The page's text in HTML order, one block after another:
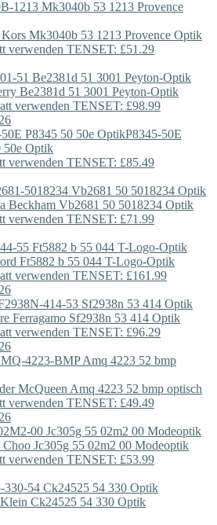
Mk3040b 53 1213 Provence Optik
verwenden TENSET: £51.29
Be2381d 51 3001 Peyton-Optik
verwenden TENSET: £98.99
P8345-50E
50e Optik
verwenden TENSET: £85.49
Beckham Vb2681 50 5018234 Optik
verwenden TENSET: £71.99
Ft5882 b 55 044 T-Logo-Optik
verwenden TENSET: £161.99
Ferragamo Sf2938n 53 414 Optik
verwenden TENSET: £96.29
McQueen Amq 4223 52 bmp optisch
verwenden TENSET: £49.49
Choo Jc305g 55 02m2 00 Modeoptik
verwenden TENSET: £53.99
Ck24525 54 330 Optik